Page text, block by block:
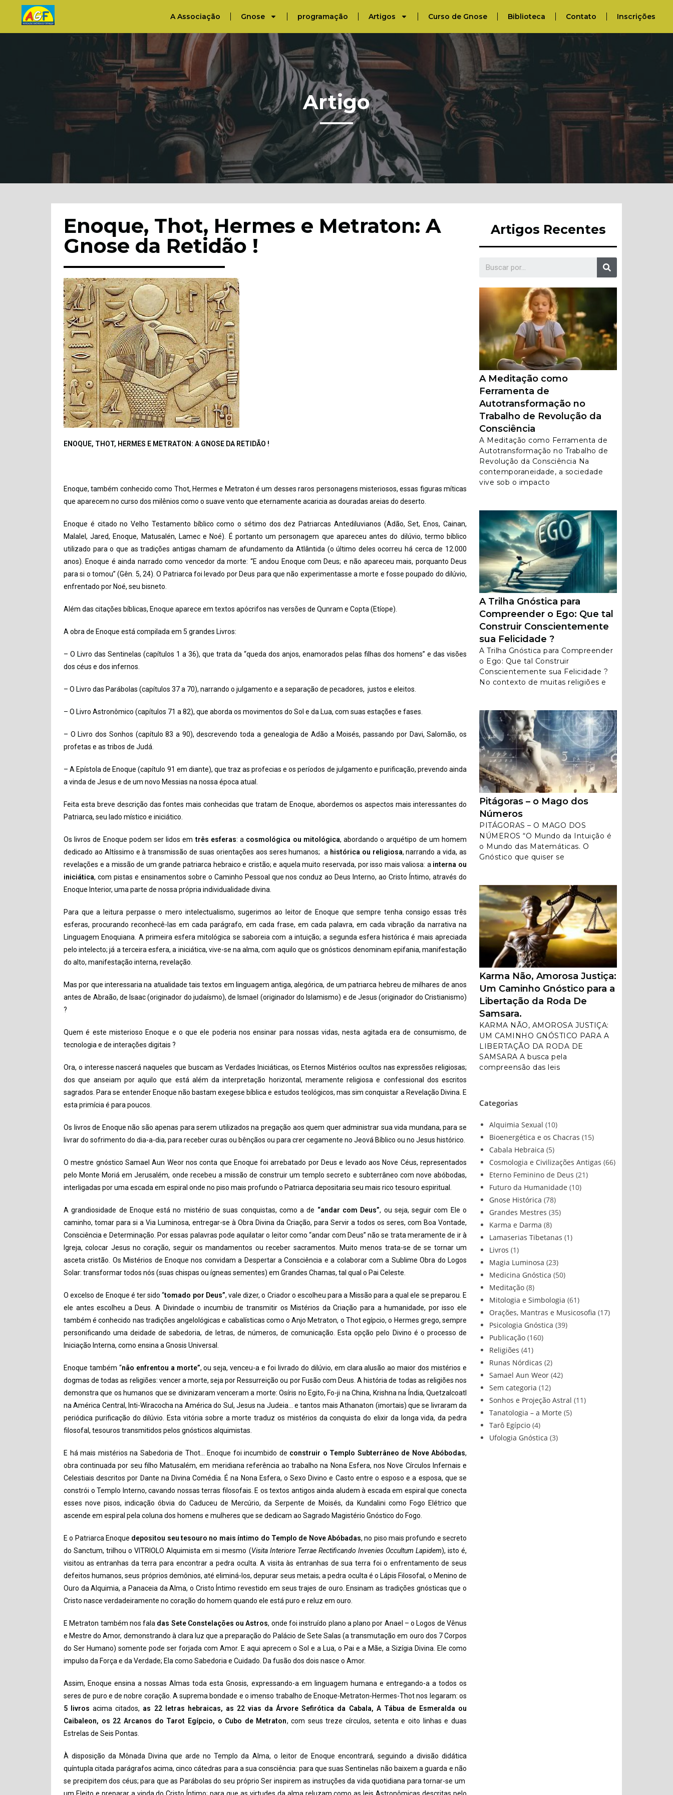
A Associação Gnose programação Artigos Curso de Gnose Biblioteca Contato Inscrições
Artigo
Enoque, Thot, Hermes e Metraton: A
Gnose da Retidão !
ENOQUE, THOT, HERMES E METRATON: A GNOSE DA RETIDÃO !
Enoque, também conhecido como Thot, Hermes e Metraton é um desses raros personagens misteriosos, essas figuras míticas
que aparecem no curso dos milênios como o suave vento que eternamente acaricia as douradas areias do deserto.
Enoque é citado no Velho Testamento bíblico como o sétimo dos dez Patriarcas Antediluvianos (Adão, Set, Enos, Cainan,
Malalel, Jared, Enoque, Matusalén, Lamec e Noé). É portanto um personagem que apareceu antes do dilúvio, termo bíblico
utilizado para o que as tradições antigas chamam de afundamento da Atlântida (o último deles ocorreu há cerca de 12.000
anos). Enoque é ainda narrado como vencedor da morte: “E andou Enoque com Deus; e não apareceu mais, porquanto Deus
para si o tomou” (Gên. 5, 24). O Patriarca foi levado por Deus para que não experimentasse a morte e fosse poupado do dilúvio,
enfrentado por Noé, seu bisneto.
Além das citações bíblicas, Enoque aparece em textos apócrifos nas versões de Qunram e Copta (Etíope).
A obra de Enoque está compilada em 5 grandes Livros:
– O Livro das Sentinelas (capítulos 1 a 36), que trata da “queda dos anjos, enamorados pelas filhas dos homens” e das visões
dos céus e dos infernos.
– O Livro das Parábolas (capítulos 37 a 70), narrando o julgamento e a separação de pecadores, justos e eleitos.
– O Livro Astronômico (capítulos 71 a 82), que aborda os movimentos do Sol e da Lua, com suas estações e fases.
– O Livro dos Sonhos (capítulo 83 a 90), descrevendo toda a genealogia de Adão a Moisés, passando por Davi, Salomão, os
profetas e as tribos de Judá.
– A Epístola de Enoque (capítulo 91 em diante), que traz as profecias e os períodos de julgamento e purificação, prevendo ainda
a vinda de Jesus e de um novo Messias na nossa época atual.
Feita esta breve descrição das fontes mais conhecidas que tratam de Enoque, abordemos os aspectos mais interessantes do
Patriarca, seu lado místico e iniciático.
Os livros de Enoque podem ser lidos emtrês esferas: a cosmológica ou mitológica, abordando o arquétipo de um homem
dedicado ao Altíssimo e à transmissão de suas orientações aos seres humanos; a histórica ou religiosa, narrando a vida, as
revelações e a missão de um grande patriarca hebraico e cristão; e aquela muito reservada, por isso mais valiosa: a interna ou
iniciática, com pistas e ensinamentos sobre o Caminho Pessoal que nos conduz ao Deus Interno, ao Cristo Íntimo, através do
Enoque Interior, uma parte de nossa própria individualidade divina.
Para que a leitura perpasse o mero intelectualismo, sugerimos ao leitor de Enoque que sempre tenha consigo essas três
esferas, procurando reconhecê-las em cada parágrafo, em cada frase, em cada palavra, em cada vibração da narrativa na
Linguagem Enoquiana. A primeira esfera mitológica se saboreia com a intuição; a segunda esfera histórica é mais apreciada
pelo intelecto; já a terceira esfera, a iniciática, vive-se na alma, com aquilo que os gnósticos denominam epifania, manifestação
do alto, manifestação interna, revelação.
Mas por que interessaria na atualidade tais textos em linguagem antiga, alegórica, de um patriarca hebreu de milhares de anos
antes de Abraão, de Isaac (originador do judaísmo), de Ismael (originador do Islamismo) e de Jesus (originador do Cristianismo)
?
Quem é este misterioso Enoque e o que ele poderia nos ensinar para nossas vidas, nesta agitada era de consumismo, de
tecnologia e de interações digitais ?
Ora, o interesse nascerá naqueles que buscam as Verdades Iniciáticas, os Eternos Mistérios ocultos nas expressões religiosas;
dos que anseiam por aquilo que está além da interpretação horizontal, meramente religiosa e confessional dos escritos
sagrados. Para se entender Enoque não bastam exegese bíblica e estudos teológicos, mas sim conquistar a Revelação Divina. E
esta primícia é para poucos.
Os livros de Enoque não são apenas para serem utilizados na pregação aos quem quer administrar sua vida mundana, para se
livrar do sofrimento do dia-a-dia, para receber curas ou bênçãos ou para crer cegamente no Jeová Bíblico ou no Jesus histórico.
O mestre gnóstico Samael Aun Weor nos conta que Enoque foi arrebatado por Deus e levado aos Nove Céus, representados
pelo Monte Moriá em Jerusalém, onde recebeu a missão de construir um templo secreto e subterrâneo com nove abóbodas,
interligadas por uma escada em espiral onde no piso mais profundo o Patriarca depositaria seu mais rico tesouro espiritual.
A grandiosidade de Enoque está no mistério de suas conquistas, como a de “andar com Deus”, ou seja, seguir com Ele o
caminho, tomar para si a Via Luminosa, entregar-se à Obra Divina da Criação, para Servir a todos os seres, com Boa Vontade,
Consciência e Determinação. Por essas palavras pode aquilatar o leitor como “andar com Deus” não se trata meramente de ir à
Igreja, colocar Jesus no coração, seguir os mandamentos ou receber sacramentos. Muito menos trata-se de se tornar um
asceta cristão. Os Mistérios de Enoque nos convidam a Despertar a Consciência e a colaborar com a Sublime Obra do Logos
Solar: transformar todos nós (suas chispas ou ígneas sementes) em Grandes Chamas, tal qual o Pai Celeste.
O excelso de Enoque é ter sido “tomado por Deus”, vale dizer, o Criador o escolheu para a Missão para a qual ele se preparou. E
ele antes escolheu a Deus. A Divindade o incumbiu de transmitir os Mistérios da Criação para a humanidade, por isso ele
também é conhecido nas tradições angelológicas e cabalísticas como o Anjo Metraton, o Thot egípcio, o Hermes grego, sempre
personificando uma deidade de sabedoria, de letras, de números, de comunicação. Esta opção pelo Divino é o processo de
Iniciação Interna, como ensina a Gnosis Universal.
Enoque também “não enfrentou a morte”, ou seja, venceu-a e foi livrado do dilúvio, em clara alusão ao maior dos mistérios e
dogmas de todas as religiões: vencer a morte, seja por Ressurreição ou por Fusão com Deus. A história de todas as religiões nos
demonstra que os humanos que se divinizaram venceram a morte: Osíris no Egito, Fo-ji na China, Krishna na Índia, Quetzalcoatl
na América Central, Inti-Wiracocha na América do Sul, Jesus na Judeia… e tantos mais Athanaton (imortais) que se livraram da
periódica purificação do dilúvio. Esta vitória sobre a morte traduz os mistérios da conquista do elixir da longa vida, da pedra
filosofal, tesouros transmitidos pelos gnósticos alquimistas.
E há mais mistérios na Sabedoria de Thot… Enoque foi incumbido de construir o Templo Subterrâneo de Nove Abóbodas,
obra continuada por seu filho Matusalém, em meridiana referência ao trabalho na Nona Esfera, nos Nove Círculos Infernais e
Celestiais descritos por Dante na Divina Comédia. É na Nona Esfera, o Sexo Divino e Casto entre o esposo e a esposa, que se
constrói o Templo Interno, cavando nossas terras filosofais. E os textos antigos ainda aludem à escada em espiral que conecta
esses nove pisos, indicação óbvia do Caduceu de Mercúrio, da Serpente de Moisés, da Kundalini como Fogo Elétrico que
ascende em espiral pela coluna dos homens e mulheres que se dedicam ao Sagrado Magistério Gnóstico do Fogo.
E o Patriarca Enoque depositou seu tesouro no mais íntimo do Templo de Nove Abóbadas, no piso mais profundo e secreto
do Sanctum, trilhou o VITRIOLO Alquimista em si mesmo (Visita Interiore Terrae Rectificando Invenies Occultum Lapidem), isto é,
visitou as entranhas da terra para encontrar a pedra oculta. A visita às entranhas de sua terra foi o enfrentamento de seus
defeitos humanos, seus próprios demônios, até eliminá-los, depurar seus metais; a pedra oculta é o Lápis Filosofal, o Menino de
Ouro da Alquimia, a Panaceia da Alma, o Cristo Íntimo revestido em seus trajes de ouro. Ensinam as tradições gnósticas que o
Cristo nasce verdadeiramente no coração do homem quando ele está puro e reluz em ouro.
E Metraton também nos fala das Sete Constelações ou Astros, onde foi instruído plano a plano por Anael – o Logos de Vênus
e Mestre do Amor, demonstrando à clara luz que a preparação do Palácio de Sete Salas (a transmutação em ouro dos 7 Corpos
do Ser Humano) somente pode ser forjada com Amor. E aqui aprecem o Sol e a Lua, o Pai e a Mãe, a Sizígia Divina. Ele como
impulso da Força e da Verdade; Ela como Sabedoria e Cuidado. Da fusão dos dois nasce o Amor.
Assim, Enoque ensina a nossas Almas toda esta Gnosis, expressando-a em linguagem humana e entregando-a a todos os
seres de puro e de nobre coração. A suprema bondade e o imenso trabalho de Enoque-Metraton-Hermes-Thot nos legaram: os
5 livros acima citados, as 22 letras hebraicas, as 22 vias da Árvore Sefirótica da Cabala, A Tábua de Esmeralda ou
Caibaleon, os 22 Arcanos do Tarot Egípcio, o Cubo de Metraton, com seus treze círculos, setenta e oito linhas e duas
Estrelas de Seis Pontas.
À disposição da Mônada Divina que arde no Templo da Alma, o leitor de Enoque encontrará, seguindo a divisão didática
quíntupla citada parágrafos acima, cinco cátedras para a sua consciência: para que suas Sentinelas não baixem a guarda e não
se precipitem dos céus; para que as Parábolas do seu próprio Ser inspirem as instruções da vida quotidiana para tornar-se um
Artigos Recentes
A Meditação como
Ferramenta de
Autotransformação no
Trabalho de Revolução da
Consciência
A Meditação como Ferramenta de
Autotransformação no Trabalho de
Revolução da Consciência Na
contemporaneidade, a sociedade
vive sob o impacto
A Trilha Gnóstica para
Compreender o Ego: Que tal
Construir Conscientemente
sua Felicidade ?
A Trilha Gnóstica para Compreender
o Ego: Que tal Construir
Conscientemente sua Felicidade ?
No contexto de muitas religiões e
Pitágoras – o Mago dos
Números
PITÁGORAS – O MAGO DOS
NÚMEROS “O Mundo da Intuição é
o Mundo das Matemáticas. O
Gnóstico que quiser se
Karma Não, Amorosa Justiça:
Um Caminho Gnóstico para a
Libertação da Roda De
Samsara.
KARMA NÃO, AMOROSA JUSTIÇA:
UM CAMINHO GNÓSTICO PARA A
LIBERTAÇÃO DA RODA DE
SAMSARA A busca pela
compreensão das leis
Categorias
Alquimia Sexual (10)
Bioenergética e os Chacras (15)
Cabala Hebraica (5)
Cosmologia e Civilizações Antigas (66)
Eterno Feminino de Deus (21)
Futuro da Humanidade (10)
Gnose Histórica (78)
Grandes Mestres (35)
Karma e Darma (8)
Lamaserias Tibetanas (1)
Livros (1)
Magia Luminosa (23)
Medicina Gnóstica (50)
Meditação (8)
Mitologia e Simbologia (61)
Orações, Mantras e Musicosofia (17)
Psicologia Gnóstica (39)
Publicação (160)
Religiões (41)
Runas Nórdicas (2)
Samael Aun Weor (42)
Sem categoria (12)
Sonhos e Projeção Astral (11)
Tanatologia – a Morte (5)
Tarô Egípcio (4)
Ufologia Gnóstica (3)